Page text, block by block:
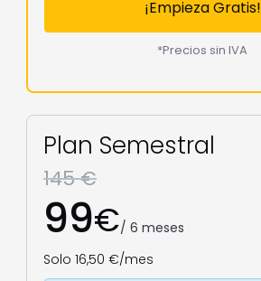
¡Empieza Gratis!
*Precios sin IVA
Plan Semestral
145 €
99€/ 6 meses
Solo 16,50 €/mes